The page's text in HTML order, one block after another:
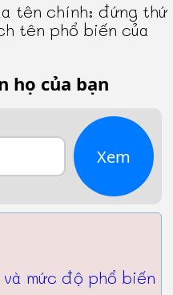
tên chính: đứng thứ
tên phổ biến của
họ của bạn
Xem
và mức độ phổ biến